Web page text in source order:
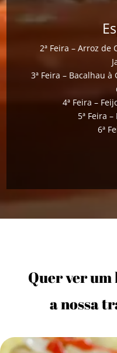
2ª Feira – Arroz de
3ª Feira – Bacalhau
4ª Feira –
5ª Feira
6ª
Quer ver um
a nossa